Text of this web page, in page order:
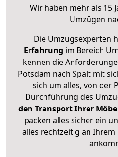
Wir haben mehr als 15
Umzügen
Die Umzugsexperten
Erfahrung im Bereich
kennen die
Potsdam nach Spalt mit
sich um alles, von der
Durchführung des
den Transport Ihrer
packen alles sicher ein
alles rechtzeitig an Ihrem